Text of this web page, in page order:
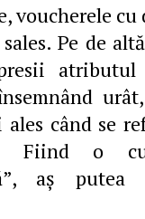
voucherele
Pe de
când se
Fiind o
aş putea